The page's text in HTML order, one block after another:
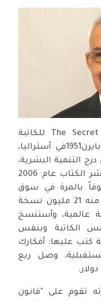
ثمة سر وراء كتاب السر The Secret للكاتبة
والمنتجة التلفزيونية روندا بايرن1951في أستراليا،
التنمية البشرية،
عدد صفحات الكتاب 438 نُشر الكتاب عام 2006
بالمرة في سوق
الكتب والمكتبات حيث بيع منه 21 مليون نسخة
إلى 44 لغة عالمية، وأستنسخ
الكاتبة وبنفس
كتب عليها: أفكارك
وصل ريع
تقوم على "قانون